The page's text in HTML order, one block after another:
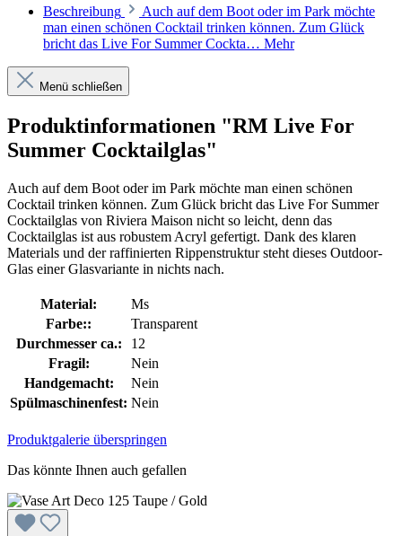
Beschreibung
Auch auf dem Boot oder im Park möchte
man einen schönen Cocktail trinken können. Zum Glück
bricht das Live For Summer Cockta… Mehr
Menü schließen
Produktinformationen "RM Live For
Summer Cocktailglas"
Auch auf dem Boot oder im Park möchte man einen schönen
Cocktail trinken können. Zum Glück bricht das Live For Summer
Cocktailglas von Riviera Maison nicht so leicht, denn das
Cocktailglas ist aus robustem Acryl gefertigt. Dank des klaren
Materials und der raffinierten Rippenstruktur steht dieses Outdoor-
Glas einer Glasvariante in nichts nach.
Material:
Ms
Farbe::
Transparent
Durchmesser ca.:
12
Fragil:
Nein
Handgemacht:
Nein
Spülmaschinenfest: Nein
Produktgalerie überspringen
Das könnte Ihnen auch gefallen